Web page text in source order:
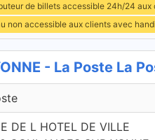
de billets accessible 24h/24
non accessible aux clients avec
- La Poste La
DE L HOTEL DE VILLE